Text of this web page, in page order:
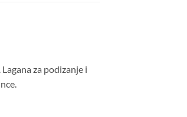
za podizanje i